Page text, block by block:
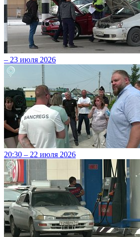
– 23 июля 2026
20:30 – 22 июля 2026